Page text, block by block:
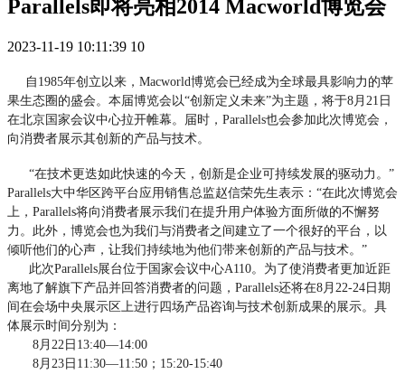
Parallels即将亮相2014 Macworld博览会
2023-11-19 10:11:39 10
自1985年创立以来，Macworld博览会已经成为全球最具影响力的苹
果生态圈的盛会。本届博览会以“创新定义未来”为主题，将于8月21日
在北京国家会议中心拉开帷幕。届时，Parallels也会参加此次博览会，
向消费者展示其创新的产品与技术。
“在技术更迭如此快速的今天，创新是企业可持续发展的驱动力。”
Parallels大中华区跨平台应用销售总监赵信荣先生表示：“在此次博览会
上，Parallels将向消费者展示我们在提升用户体验方面所做的不懈努
力。此外，博览会也为我们与消费者之间建立了一个很好的平台，以
倾听他们的心声，让我们持续地为他们带来创新的产品与技术。”
此次Parallels展台位于国家会议中心A110。为了使消费者更加近距
离地了解旗下产品并回答消费者的问题，Parallels还将在8月22-24日期
间在会场中央展示区上进行四场产品咨询与技术创新成果的展示。具
体展示时间分别为：
8月22日13:40—14:00
8月23日11:30—11:50；15:20-15:40